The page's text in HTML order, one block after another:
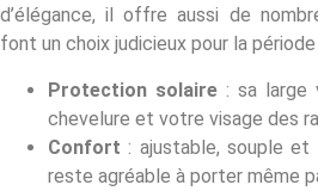
d’élégance, il offre aussi de
font un choix judicieux pour la
Protection solaire : sa large
chevelure et votre visage des
Confort : ajustable, souple
reste agréable à porter même